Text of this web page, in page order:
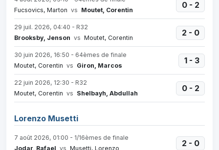
Fucsovics, Marton vs Moutet, Corentin
0 - 2
29 juil. 2026, 04:40 - R32
Brooksby, Jenson vs Moutet, Corentin
2 - 0
30 juin 2026, 16:50 - 64èmes de finale
Moutet, Corentin vs Giron, Marcos
1 - 3
22 juin 2026, 12:30 - R32
Moutet, Corentin vs Shelbayh, Abdullah
0 - 2
Lorenzo Musetti
7 août 2026, 01:00 - 1/16èmes de finale
Jodar, Rafael vs Musetti, Lorenzo
2 - 0